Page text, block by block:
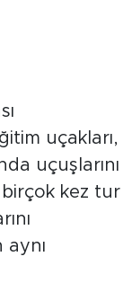
uçakları,
uçuşlarını
kez tur